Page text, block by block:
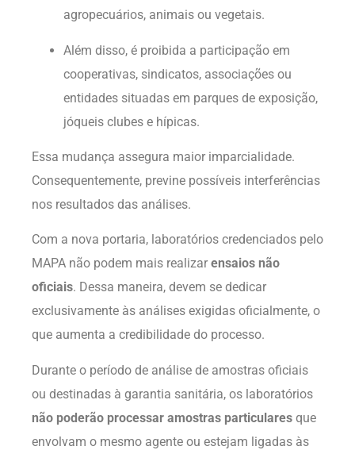
agropecuários, animais ou vegetais.
Além disso, é proibida a participação em
cooperativas, sindicatos, associações ou
entidades situadas em parques de exposição,
jóqueis clubes e hípicas.
Essa mudança assegura maior imparcialidade.
Consequentemente, previne possíveis interferências
nos resultados das análises.
Com a nova portaria, laboratórios credenciados pelo
MAPA não podem mais realizar ensaios não
oficiais. Dessa maneira, devem se dedicar
exclusivamente às análises exigidas oficialmente, o
que aumenta a credibilidade do processo.
Durante o período de análise de amostras oficiais
ou destinadas à garantia sanitária, os laboratórios
não poderão processar amostras particulares que
envolvam o mesmo agente ou estejam ligadas às